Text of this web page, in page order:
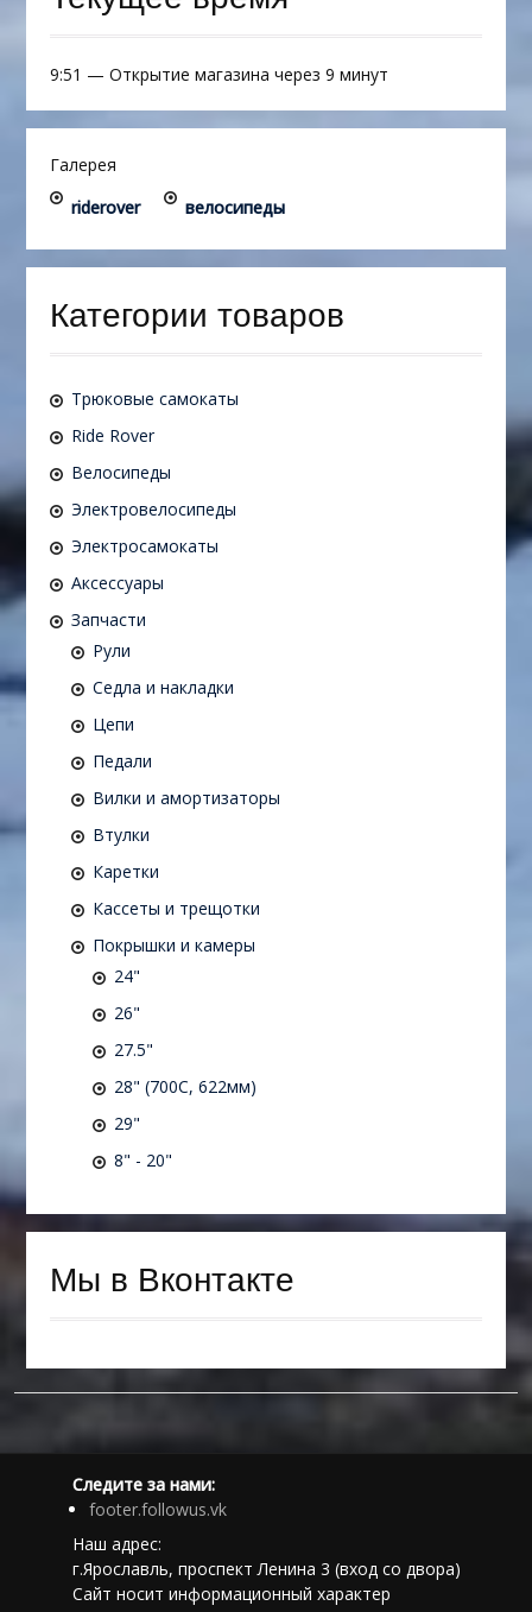
9:51 — Открытие магазина через 9 минут
Галерея
riderover
велосипеды
Категории товаров
Трюковые самокаты
Ride Rover
Велосипеды
Электровелосипеды
Электросамокаты
Аксессуары
Запчасти
Рули
Седла и накладки
Цепи
Педали
Вилки и амортизаторы
Втулки
Каретки
Кассеты и трещотки
Покрышки и камеры
24"
26"
27.5"
28" (700C, 622мм)
29"
8" - 20"
Мы в Вконтакте
Следите за нами:
footer.followus.vk
Наш адрес:
г.Ярославль, проспект Ленина 3 (вход со двора)
Сайт носит информационный характер